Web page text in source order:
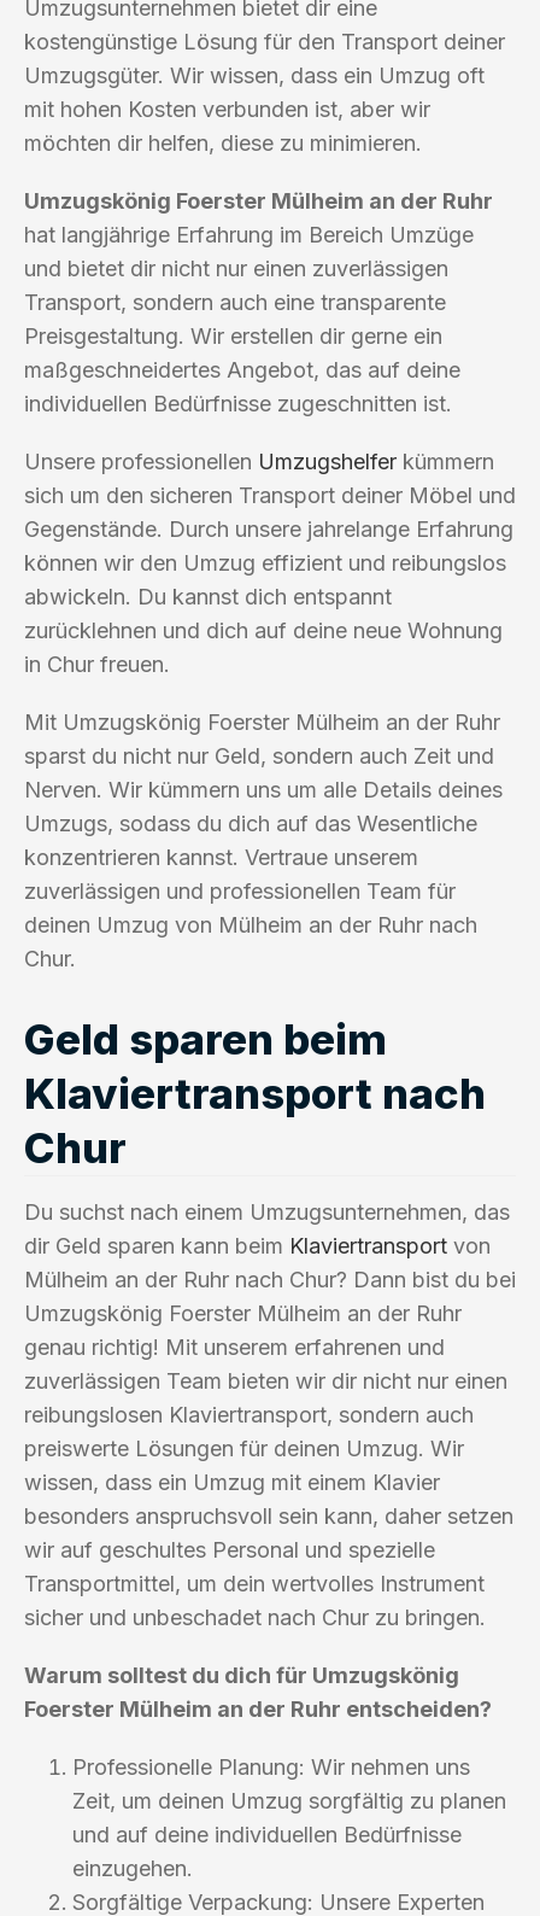
Umzugsunternehmen bietet dir eine
kostengünstige Lösung für den Transport deiner
Umzugsgüter. Wir wissen, dass ein Umzug oft
mit hohen Kosten verbunden ist, aber wir
möchten dir helfen, diese zu minimieren.
Umzugskönig Foerster Mülheim an der Ruhr
hat langjährige Erfahrung im Bereich Umzüge
und bietet dir nicht nur einen zuverlässigen
Transport, sondern auch eine transparente
Preisgestaltung. Wir erstellen dir gerne ein
maßgeschneidertes Angebot, das auf deine
individuellen Bedürfnisse zugeschnitten ist.
Unsere professionellen Umzugshelfer kümmern
sich um den sicheren Transport deiner Möbel und
Gegenstände. Durch unsere jahrelange Erfahrung
können wir den Umzug effizient und reibungslos
abwickeln. Du kannst dich entspannt
zurücklehnen und dich auf deine neue Wohnung
in Chur freuen.
Mit Umzugskönig Foerster Mülheim an der Ruhr
sparst du nicht nur Geld, sondern auch Zeit und
Nerven. Wir kümmern uns um alle Details deines
Umzugs, sodass du dich auf das Wesentliche
konzentrieren kannst. Vertraue unserem
zuverlässigen und professionellen Team für
deinen Umzug von Mülheim an der Ruhr nach
Chur.
Geld sparen beim
Klaviertransport nach
Chur
Du suchst nach einem Umzugsunternehmen, das
dir Geld sparen kann beim Klaviertransport von
Mülheim an der Ruhr nach Chur? Dann bist du bei
Umzugskönig Foerster Mülheim an der Ruhr
genau richtig! Mit unserem erfahrenen und
zuverlässigen Team bieten wir dir nicht nur einen
reibungslosen Klaviertransport, sondern auch
preiswerte Lösungen für deinen Umzug. Wir
wissen, dass ein Umzug mit einem Klavier
besonders anspruchsvoll sein kann, daher setzen
wir auf geschultes Personal und spezielle
Transportmittel, um dein wertvolles Instrument
sicher und unbeschadet nach Chur zu bringen.
Warum solltest du dich für Umzugskönig
Foerster Mülheim an der Ruhr entscheiden?
Professionelle Planung: Wir nehmen uns
Zeit, um deinen Umzug sorgfältig zu planen
und auf deine individuellen Bedürfnisse
einzugehen.
Sorgfältige Verpackung: Unsere Experten